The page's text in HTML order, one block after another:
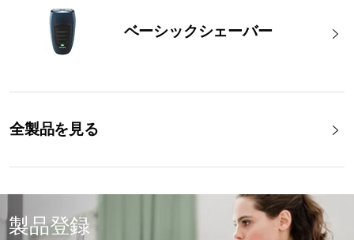
ベーシックシェーバー
全製品を見る
製品登録